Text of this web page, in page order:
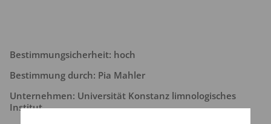
Bestimmungsicherheit: hoch
Bestimmung durch: Pia Mahler
Unternehmen: Universität Konstanz limnologisches
Institut